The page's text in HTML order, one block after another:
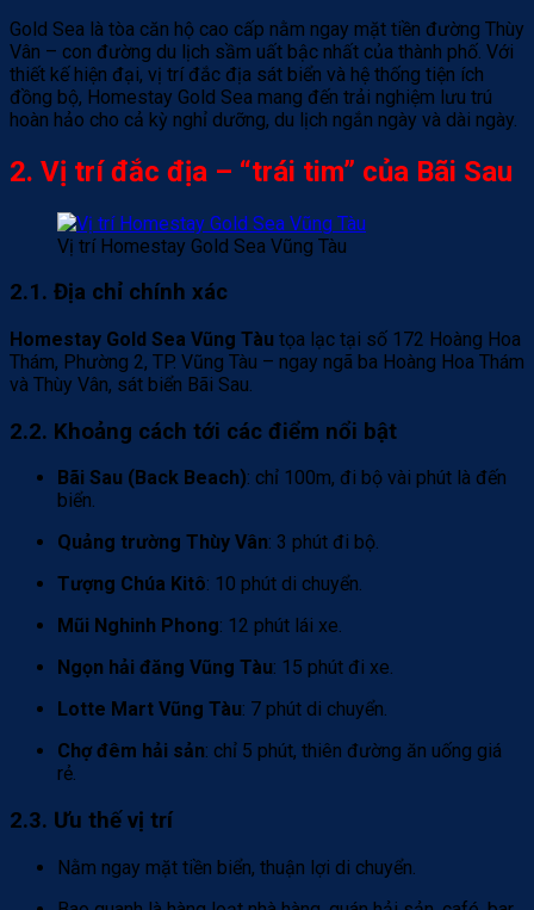
Gold Sea là tòa căn hộ cao cấp nằm ngay mặt tiền đường Thùy
Vân – con đường du lịch sầm uất bậc nhất của thành phố. Với
thiết kế hiện đại, vị trí đắc địa sát biển và hệ thống tiện ích
đồng bộ, Homestay Gold Sea mang đến trải nghiệm lưu trú
hoàn hảo cho cả kỳ nghỉ dưỡng, du lịch ngắn ngày và dài ngày.
2. Vị trí đắc địa – “trái tim” của Bãi Sau
Vị trí Homestay Gold Sea Vũng Tàu
2.1. Địa chỉ chính xác
Homestay Gold Sea Vũng Tàu tọa lạc tại số 172 Hoàng Hoa
Thám, Phường 2, TP. Vũng Tàu – ngay ngã ba Hoàng Hoa Thám
và Thùy Vân, sát biển Bãi Sau.
2.2. Khoảng cách tới các điểm nổi bật
Bãi Sau (Back Beach): chỉ 100m, đi bộ vài phút là đến
biển.
Quảng trường Thùy Vân: 3 phút đi bộ.
Tượng Chúa Kitô: 10 phút di chuyển.
Mũi Nghinh Phong: 12 phút lái xe.
Ngọn hải đăng Vũng Tàu: 15 phút đi xe.
Lotte Mart Vũng Tàu: 7 phút di chuyển.
Chợ đêm hải sản: chỉ 5 phút, thiên đường ăn uống giá
rẻ.
2.3. Ưu thế vị trí
Nằm ngay mặt tiền biển, thuận lợi di chuyển.